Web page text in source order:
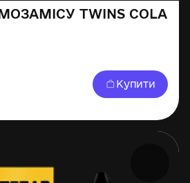
TWINS COLA
Купити